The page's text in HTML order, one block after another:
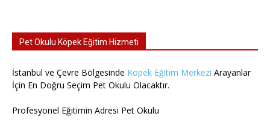
Pet Okulu Köpek Eğitim Hizmeti
İstanbul ve Çevre Bölgesinde Köpek Eğitim Merkezi Arayanlar
İçin En Doğru Seçim Pet Okulu Olacaktır.
Profesyonel Eğitimin Adresi Pet Okulu